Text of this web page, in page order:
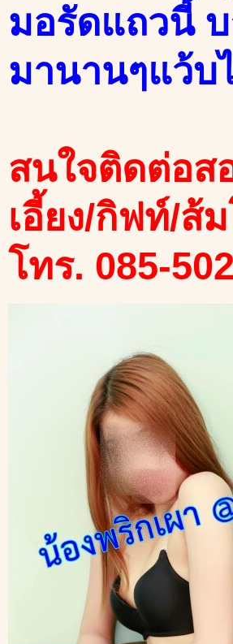
มอรัดแถวนี้
มานานๆแว้บ
สนใจติดต่อส
เอี้ยง/กิฟท์/ส้
โทร. 085-